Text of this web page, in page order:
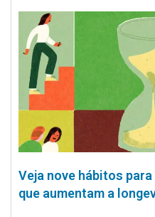
Veja nove hábitos
que aumentam a